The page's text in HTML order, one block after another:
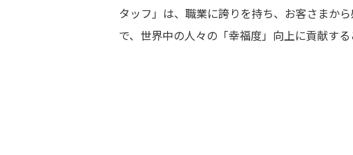
タッフ」は、職業に誇りを持ち、お客さまか
で、世界中の人々の「幸福度」向上に貢献する